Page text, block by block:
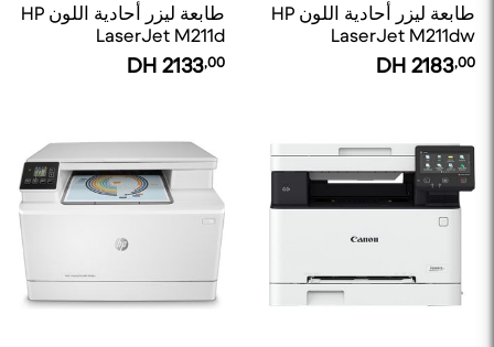
طابعة ليزر أحادية اللون HP
LaserJet M211dw
2183,00
طابعة ليزر أحادية اللون HP
LaserJet M211d
2133,00